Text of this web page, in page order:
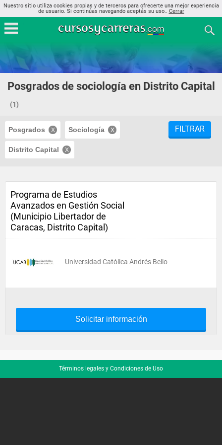
Nuestro sitio utiliza cookies propias y de terceros para ofrecerte una mejor experiencia
de usuario. Si continúas navegando aceptás su uso.. Cerrar
Posgrados de sociología en Distrito Capital
(1)
Posgrados Sociología
Distrito Capital
FILTRAR
Programa de Estudios
Avanzados en Gestión Social
(Municipio Libertador de
Caracas, Distrito Capital)
Universidad Católica Andrés Bello
Solicitar información
Términos legales y Condiciones de Uso